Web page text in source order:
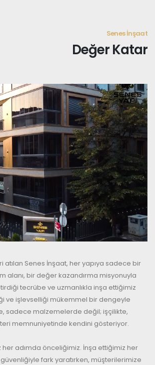
Senes İnşaat
Değer Katar
atılan Senes İnşaat, her yapıya sadece bir
alanı, bir değer kazandırma misyonuyla
tecrübe ve uzmanlıkla inşa ettiğimiz
ve işlevselliği mükemmel bir dengeyle
sadece malzemelerde değil; işçilikte,
memnuniyetinde kendini gösteriyor.
her adımda önceliğimiz. İnşa ettiğimiz her
güvenliğiyle fark yaratırken, müşterilerimize